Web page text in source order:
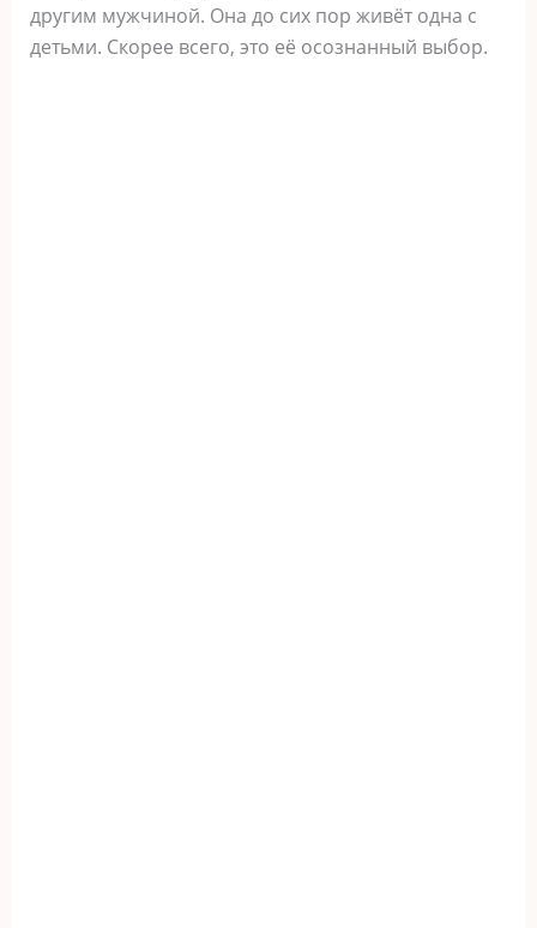
другим мужчиной. Она до сих пор живёт одна с
детьми. Скорее всего, это её осознанный выбор.